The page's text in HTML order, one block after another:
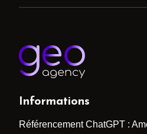
Informations
Référencement ChatGPT :